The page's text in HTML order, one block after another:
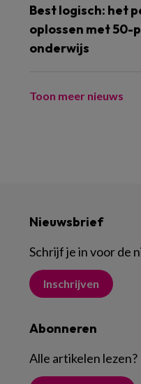
Best logisch: het
oplossen met 50-
onderwijs
Toon meer nieuws
Nieuwsbrief
Schrijf je in voor de
Inschrijven
Abonneren
Alle artikelen lezen?